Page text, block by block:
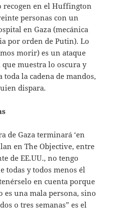
recogen en el Huffington
personas con un
en Gaza (mecánica
por orden de Putin). Lo
morir) es un ataque
muestra lo oscura y
la cadena de mandos,
dispara.
de Gaza terminará ‘en
en The Objective, entre
de EE.UU., no tengo
todas y todos menos él
en cuenta porque
es una mala persona, sino
o tres semanas” es el